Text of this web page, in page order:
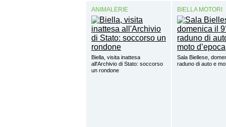
ANIMALERIE
Biella, visita inattesa
all'Archivio di Stato: soccorso
un rondone
BIELLA MOTORI
Sala Biellese,
raduno di auto e